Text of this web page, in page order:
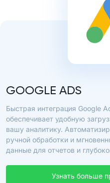
GOOGLE ADS
Быстрая интеграция Google
обеспечивает удобную
вашу аналитику.
ручной обработки и
данные для отчетов и
Узнать больше